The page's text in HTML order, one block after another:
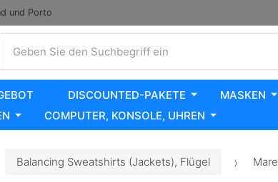
und Porto
Geben Sie den Suchbegriff ein
DISCOUNTED-PAKETE MASKEN
COMPUTER, KONSOLE, UHREN
Balancing Sweatshirts (Jackets), Flügel